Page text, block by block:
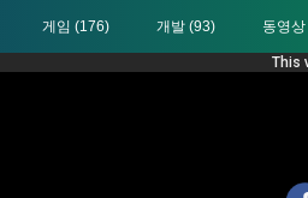
게임 (176) 개발 (93) 동영상